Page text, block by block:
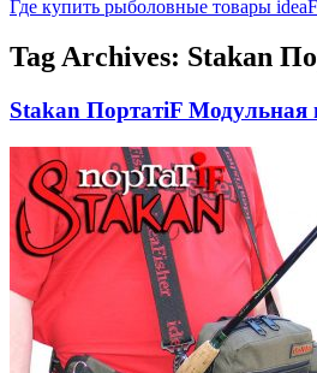
Где купить рыболовные товары
Tag Archives: Stakan
Stakan ПортатiF Модульная